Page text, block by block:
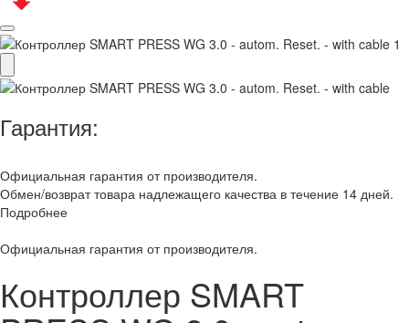
Гарантия:
Официальная гарантия от производителя.
Обмен/возврат товара надлежащего качества в течение 14 дней.
Подробнее
Официальная гарантия от производителя.
Контроллер SMART